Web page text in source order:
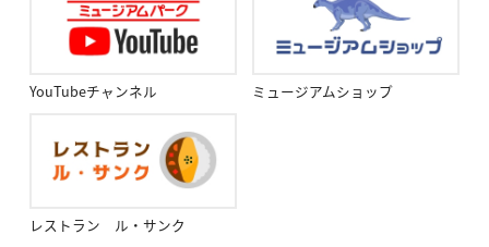
YouTubeチャンネル ミュージアムショップ
レストラン ル・サンク